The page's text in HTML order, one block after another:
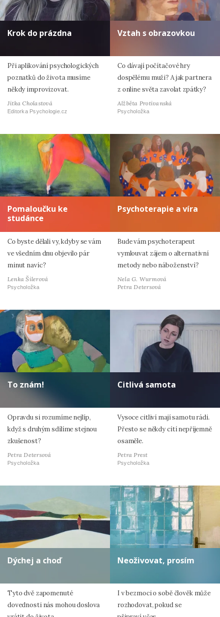
Krok do prázdna
Při aplikování psychologických
poznatků do života musíme
někdy improvizovat.
Jitka Cholastová
Editorka Psychologie.cz
Vztah s obrazovkou
Co dávají počítačové hry
dospělému muži? A jak partnera
z online světa zavolat zpátky?
Alžběta Protivanská
Psycholožka
Pomaloučku ke
studánce
Co byste dělali vy, kdyby se vám
ve všedním dnu objevilo pár
minut navíc?
Lenka Šilerová
Psycholožka
Psychoterapie a víra
Bude vám psychoterapeut
vymlouvat zájem o alternativní
metody nebo náboženství?
Nela G. Wurmová
Petra Detersová
To znám!
Opravdu si rozumíme nejlíp,
když s druhým sdílíme stejnou
zkušenost?
Petra Detersová
Psycholožka
Citlivá samota
Vysoce citliví mají samotu rádi.
Přesto se někdy cítí nepříjemně
osaměle.
Petra Prest
Psycholožka
Dýchej a choď
Tyto dvě zapomenuté
dovednosti nás mohou doslova
Neoživovat, prosím
I v bezmoci o sobě člověk může
rozhodovat, pokud se